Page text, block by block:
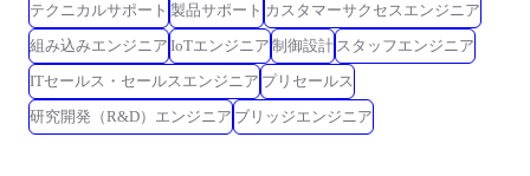
テクニカルサポート 製品サポート カスタマーサクセスエンジニア
組み込みエンジニア IoTエンジニア 制御設計 スタッフエンジニア
ITセールス・セールスエンジニア プリセールス
研究開発（R&D）エンジニア ブリッジエンジニア